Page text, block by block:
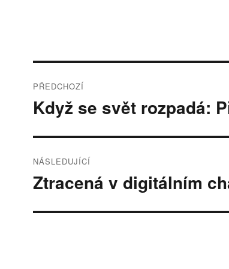
pro
PŘEDCHOZÍ
Předchozí
příspěvek:
Když se svět rozpadá:
NÁSLEDUJÍCÍ
Následující
Ztracená v digitálním